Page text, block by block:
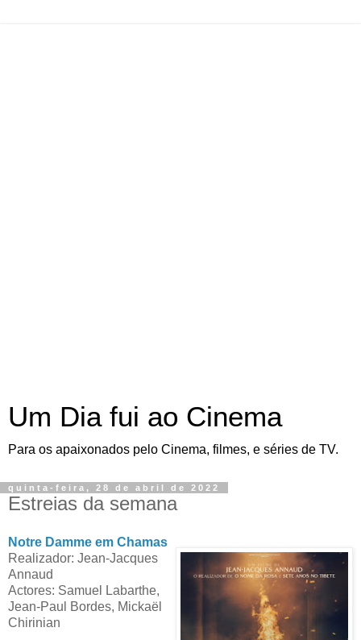
Um Dia fui ao Cinema
Para os apaixonados pelo Cinema, filmes, e séries de TV.
quinta-feira, 28 de abril de 2022
Estreias da semana
Notre Damme em Chamas
Realizador: Jean-Jacques
Annaud
Actores: Samuel Labarthe,
Jean-Paul Bordes, Mickaël
Chirinian